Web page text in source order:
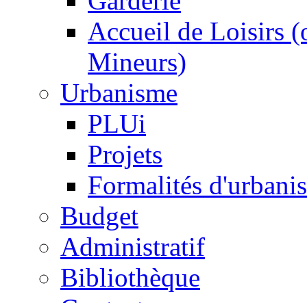
Accueil de Loisirs
Mineurs)
Urbanisme
PLUi
Projets
Formalités
Budget
Administratif
Bibliothèque